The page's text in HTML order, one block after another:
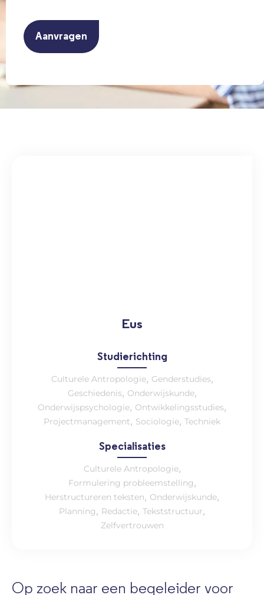
Eus
Studierichting
Culturele Antropologie, Genderstudies,
Geschiedenis, Onderwijskunde,
Onderwijspsychologie, Ontwikkelingsstudies,
Projectmanagement, Sociologie, Techniek
Specialisaties
Culturele Antropologie,
Formulering probleemstelling ,
Herstructureren teksten, Onderwijskunde,
Planning , Redactie, Tekststructuur,
Zelfvertrouwen
Op zoek naar een begeleider voor